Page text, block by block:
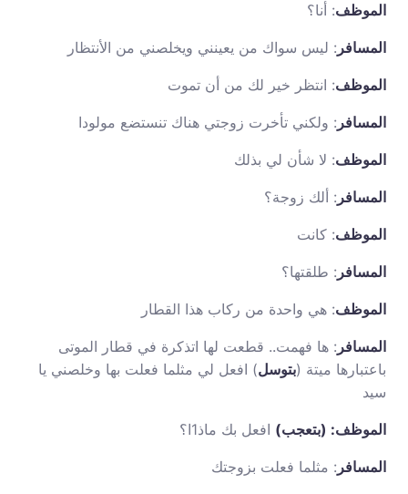
الموظف: أنا؟
المسافر : ليس سواك من يعينني ويخلصني من الأنتظار
الموظف: انتظر خير لك من أن تموت
المسافر : ولكني تأخرت زوجتي هناك تنستضع مولودا
الموظف: لا شأن لي بذلك
المسافر : ألك زوجة؟
الموظف: كانت
المسافر : طلقتها؟
الموظف: هي واحدة من ركاب هذا القطار
المسافر : ها فهمت.. قطعت لها اتذكرة في قطار الموتى
باعتبارها ميتة (بتوسل) افعل لي مثلما فعلت بها وخلصني يا
سيد
الموظف: (بتعجب) افعل بك ماذ1ا؟
المسافر : مثلما فعلت بزوجتك